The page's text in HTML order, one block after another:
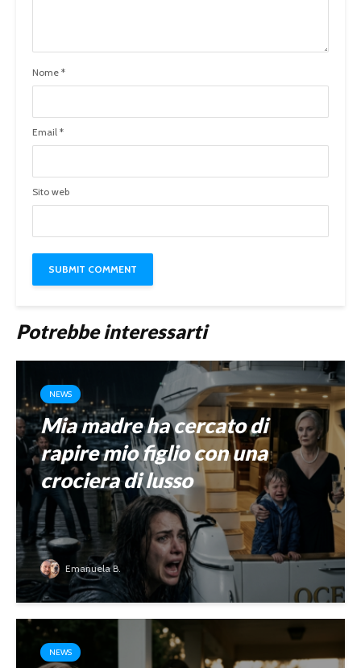
Nome *
Email *
Sito web
Potrebbe interessarti
NEWS
Mia madre ha cercato di
rapire mio figlio con una
crociera di lusso
Emanuela B.
NEWS